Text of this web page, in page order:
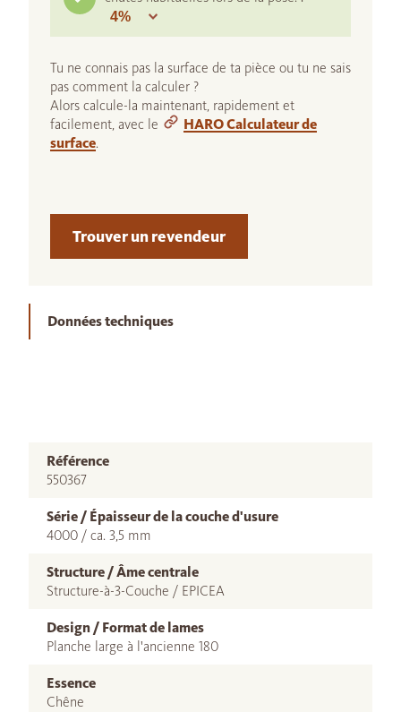
Tu ne connais pas la surface de ta pièce ou tu ne sais
pas comment la calculer ?
Alors calcule-la maintenant, rapidement et
facilement, avec le
HARO Calculateur de
surface.
Trouver un revendeur
Données techniques
Référence
550367
Série / Épaisseur de la couche d'usure
4000 / ca. 3,5 mm
Structure / Âme centrale
Structure-à-3-Couche / EPICEA
Design / Format de lames
Planche large à l'ancienne 180
Essence
Chêne